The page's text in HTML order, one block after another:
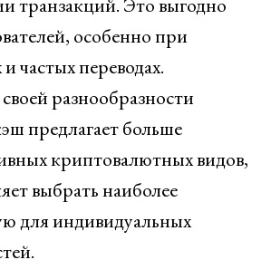
особенно при
частых переводах.
разнообразности
предлагает больше
криптовалютных видов,
выбрать наиболее
для индивидуальных